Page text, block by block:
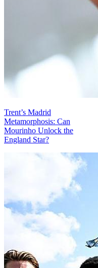
Trent’s Madrid
Metamorphosis: Can
Mourinho Unlock the
England Star?